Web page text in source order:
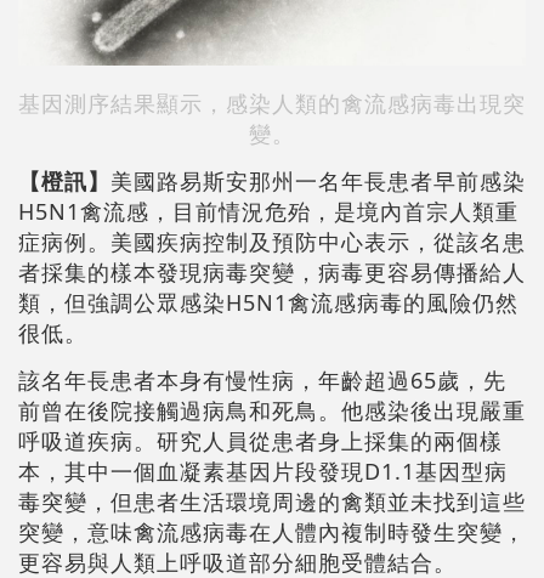
基因測序結果顯示，感染人類的禽流感病毒出現突
變。
【橙訊】 美國路易斯安那州一名年長患者早前感染
H5N1禽流感，目前情況危殆，是境內首宗人類重
症病例。美國疾病控制及預防中心表示，從該名患
者採集的樣本發現病毒突變，病毒更容易傳播給人
類，但強調公眾感染H5N1禽流感病毒的風險仍然
很低。
該名年長患者本身有慢性病，年齡超過65歲，先
前曾在後院接觸過病鳥和死鳥。他感染後出現嚴重
呼吸道疾病。研究人員從患者身上採集的兩個樣
本，其中一個血凝素基因片段發現D1.1基因型病
毒突變，但患者生活環境周邊的禽類並未找到這些
突變，意味禽流感病毒在人體內複制時發生突變，
更容易與人類上呼吸道部分細胞受體結合。